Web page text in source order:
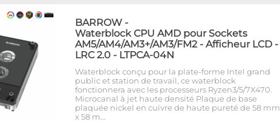
BARROW -
Waterblock CPU AMD pour Sockets
AM5/AM4/AM3+/AM3/FM2 - Afficheur LCD -
LRC 2.0 - LTPCA-04N
Waterblock conçu pour la plate-forme Intel grand
public et station de travail, ce waterblock
fonctionnera avec les processeurs Ryzen3/5/7X470.
Microcanal à jet haute densité Plaque de base
plaquée nickel en cuivre de haute pureté de 58 mm
x 58 m…